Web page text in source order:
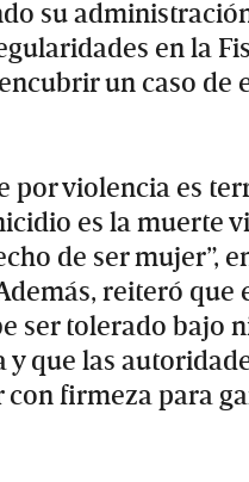
su
en la
un caso de
por violencia es
es la muerte
de ser mujer”,
reiteró que
ser tolerado bajo
y que las
con firmeza para